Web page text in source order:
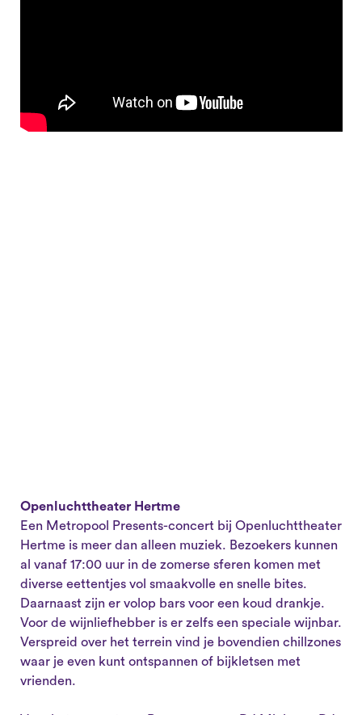
Openluchttheater Hertme
Een Metropool Presents-concert bij Openluchttheater
Hertme is meer dan alleen muziek. Bezoekers kunnen
al vanaf 17:00 uur in de zomerse sferen komen met
diverse eettentjes vol smaakvolle en snelle bites.
Daarnaast zijn er volop bars voor een koud drankje.
Voor de wijnliefhebber is er zelfs een speciale wijnbar.
Verspreid over het terrein vind je bovendien chillzones
waar je even kunt ontspannen of bijkletsen met
vrienden.